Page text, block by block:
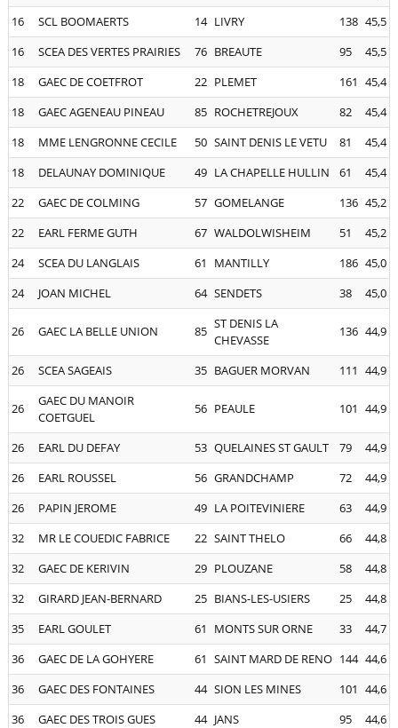
16
SCL BOOMAERTS 14 LIVRY 138 45,5
16
SCEA DES VERTES PRAIRIES 76 BREAUTE 95
45,5
18
GAEC DE COETFROT 22 PLEMET 161 45,4
18
GAEC AGENEAU PINEAU 85 ROCHETREJOUX 82
45,4
18
MME LENGRONNE CECILE 50 SAINT DENIS LE VETU 81
45,4
18
DELAUNAY DOMINIQUE 49 LA CHAPELLE HULLIN 61
45,4
22
GAEC DE COLMING 57 GOMELANGE 136 45,2
22
EARL FERME GUTH 67 WALDOLWISHEIM 51
45,2
24
SCEA DU LANGLAIS 61 MANTILLY 186 45,0
24
JOAN MICHEL 64 SENDETS 38 45,0
26 GAEC LA BELLE UNION 85 ST DENIS LA
CHEVASSE
136 44,9
26 SCEA SAGEAIS 35 BAGUER MORVAN 111 44,9
26
GAEC DU MANOIR
COETGUEL
56 PEAULE 101 44,9
26 EARL DU DEFAY 53 QUELAINES ST GAULT 79
44,9
26
EARL ROUSSEL 56 GRANDCHAMP 72
44,9
26
PAPIN JEROME 49 LA POITEVINIERE 63
44,9
32
MR LE COUEDIC FABRICE 22 SAINT THELO 66
44,8
32
GAEC DE KERIVIN 29 PLOUZANE 58
44,8
32
GIRARD JEAN-BERNARD 25 BIANS-LES-USIERS 25
44,8
35
EARL GOULET 61 MONTS SUR ORNE 33
44,7
36
GAEC DE LA GOHYERE 61 SAINT MARD DE RENO 144 44,6
36
GAEC DES FONTAINES 44 SION LES MINES 101 44,6
36
GAEC DES TROIS GUES 44 JANS 95
44,6